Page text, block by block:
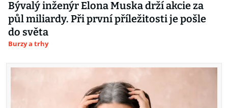
Bývalý inženýr Elona Muska drží akcie za
půl miliardy. Při první příležitosti je pošle
do světa
Burzy a trhy